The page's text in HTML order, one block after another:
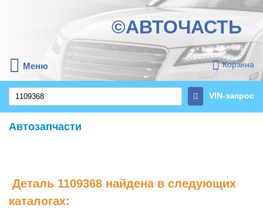
©АВТОЧАСТЬ
Меню Корзина
VIN-запрос
Автозапчасти
Деталь 1109368 найдена в следующих
каталогах: